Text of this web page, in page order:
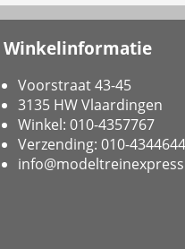
Winkelinformatie
Voorstraat 43-45
3135 HW Vlaardingen
Winkel: 010-4357767
Verzending: 010-4344644